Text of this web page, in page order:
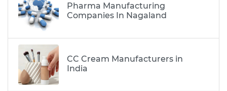
Pharma Manufacturing
Companies In Nagaland
CC Cream Manufacturers in
India